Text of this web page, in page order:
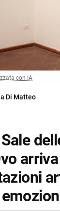
con IA
Di Matteo